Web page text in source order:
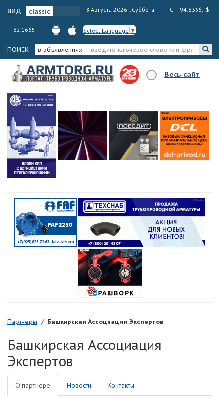
вид 8 Августа 2026г, Суббота € — 94.8366, $
— 82.1665 Select Language ▼
ПОИСК в объявлениях
Весь сайт
Партнеры / Башкирская Ассоциация Экспертов
Башкирская Ассоциация
Экспертов
О партнере Новости Контакты